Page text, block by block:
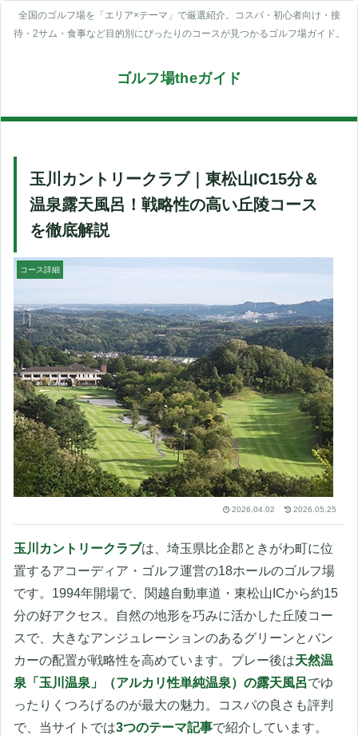
全国のゴルフ場を「エリア×テーマ」で厳選紹介。コスパ・初心者向け・接
待・2サム・食事など目的別にぴったりのコースが見つかるゴルフ場ガイド。
ゴルフ場theガイド
玉川カントリークラブ｜東松山IC15分＆
温泉露天風呂！戦略性の高い丘陵コース
を徹底解説
コース詳細
2026.04.02 2026.05.25
玉川カントリークラブは、埼玉県比企郡ときがわ町に位
置するアコーディア・ゴルフ運営の18ホールのゴルフ場
です。1994年開場で、関越自動車道・東松山ICから約15
分の好アクセス。自然の地形を巧みに活かした丘陵コー
スで、大きなアンジュレーションのあるグリーンとバン
カーの配置が戦略性を高めています。プレー後は天然温
泉「玉川温泉」（アルカリ性単純温泉）の露天風呂でゆ
ったりくつろげるのが最大の魅力。コスパの良さも評判
で、当サイトでは3つのテーマ記事で紹介しています。